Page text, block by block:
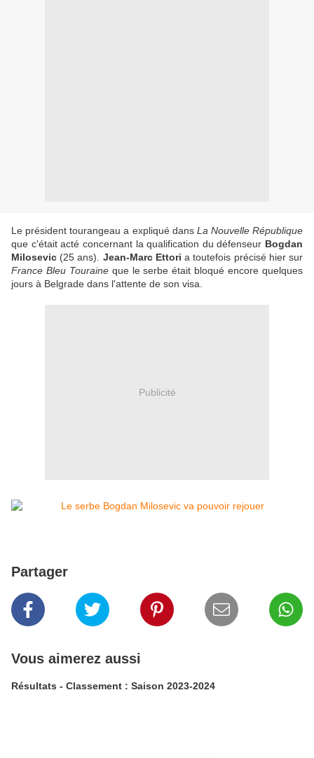
Le président tourangeau a expliqué dans La Nouvelle République
que c'était acté concernant la qualification du défenseur Bogdan
Milosevic (25 ans). Jean-Marc Ettoria toutefois précisé hier sur
France Bleu Touraineque le serbe était bloqué encore quelques
jours à Belgrade dans l'attente de son visa.
Publicité
Partager
Vous aimerez aussi
Résultats - Classement : Saison 2023-2024